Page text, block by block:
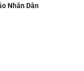
Nhân Dân